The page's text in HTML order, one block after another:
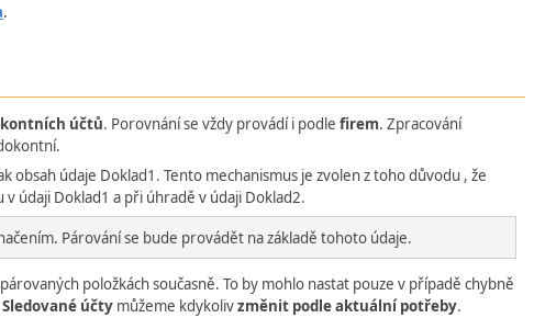
.
účtů. Porovnání se vždy provádí i podle firem. Zpracování
obsah údaje Doklad1. Tento mechanismus je zvolen z toho důvodu , že
údaji Doklad1 a při úhradě v údaji Doklad2.
Párování se bude provádět na základě tohoto údaje.
položkách současně. To by mohlo nastat pouze v případě chybně
Sledované účty můžeme kdykolivzměnit podle aktuální potřeby.